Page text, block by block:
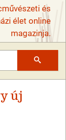
és
élet online
magazinja.
új